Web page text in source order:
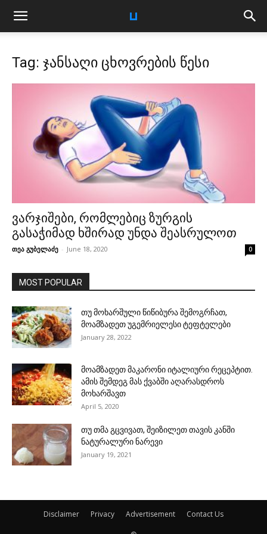
Tag: ჯანსაღი ცხოვრების წესი
ვარჯიშები, რომლებიც ზურგის
გასაჭიმად ხშირად უნდა შეასრულოთ
თეა გუბელაძე - June 18, 2020 0
MOST POPULAR
თუ მოხარშული წიწიბურა შემოგრჩათ,
მოამზადეთ უგემრიელესი ტეფტელები
January 28, 2022
მოამზადეთ მაკარონი იტალიური რეცეპტით.
ამის შემდეგ მას ქვაბში აღარასდროს
მოხარშავთ
April 5, 2020
თუ თმა გცვივათ, შეიზილეთ თავის კანში
ნატურალური ნარევი
January 19, 2021
Disclaimer Privacy Advertisement Contact Us